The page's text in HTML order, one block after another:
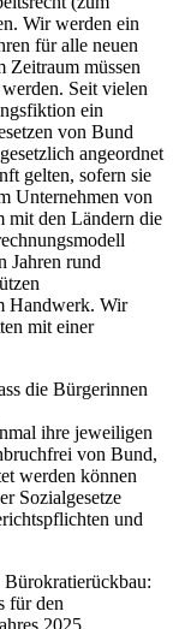
Wir werden ein
für alle neuen
Zeitraum müssen
Seit vielen
ein
von Bund
angeordnet
gelten, sofern sie
Unternehmen von
mit den Ländern die
Jahren rund
Handwerk. Wir
mit einer
die Bürgerinnen
ihre jeweiligen
von Bund,
werden können
Sozialgesetze
und
für den
2025,